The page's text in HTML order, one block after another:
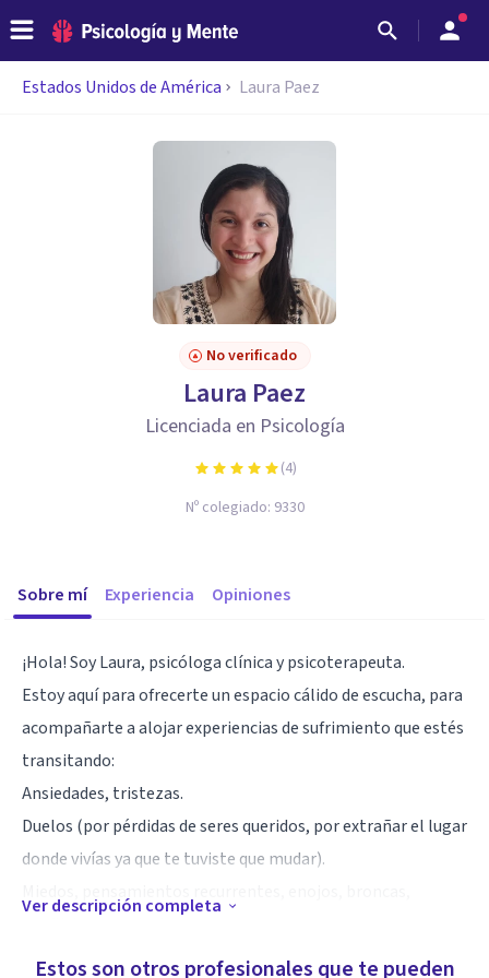
Estados Unidos de América Laura Paez
No verificado
Laura Paez
Licenciada en Psicología
(4)
Nº colegiado: 9330
Sobre mí Experiencia Opiniones
¡Hola! Soy Laura, psicóloga clínica y psicoterapeuta.
Estoy aquí para ofrecerte un espacio cálido de escucha, para
acompañarte a alojar experiencias de sufrimiento que estés
transitando:
Ansiedades, tristezas.
Duelos (por pérdidas de seres queridos, por extrañar el lugar
donde vivías ya que te tuviste que mudar).
Ver descripción completa
Estos son otros profesionales que te pueden